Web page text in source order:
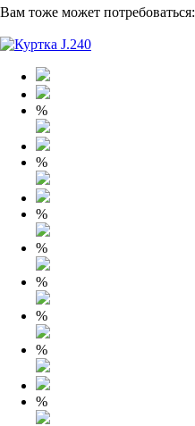
Вам тоже может потребоваться:
%
%
%
%
%
%
%
%